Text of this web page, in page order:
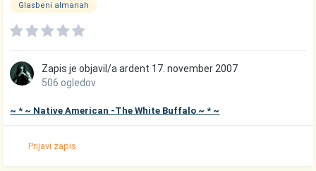
Glasbeni almanah
Zapis je objavil/aardent 17. november 2007
506 ogledov
~ * ~ Native American -The White Buffalo ~ * ~
Prijavi zapis